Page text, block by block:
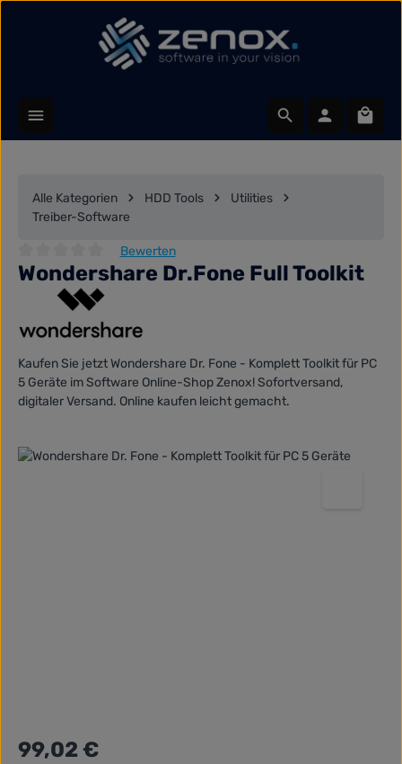
Zum Hauptinhalt springen
Alle Kategorien HDD Tools
Utilities
Treiber-Software
Durchschnittliche Bewertung von 0 von 5 Sternen
Bewerten
Wondershare Dr.Fone Full Toolkit
Kaufen Sie jetzt Wondershare Dr. Fone - Komplett Toolkit für PC
5 Geräte im Software Online-Shop Zenox! Sofortversand,
digitaler Versand. Online kaufen leicht gemacht.
Bildergalerie überspringen
Regulärer Preis:
99,02 €